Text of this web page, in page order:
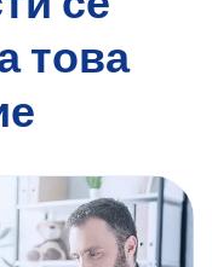
това